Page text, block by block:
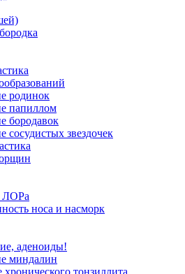
родинок
папиллом
бородавок
сосудистых звездочек
ЛОРа
носа и насморк
аденоиды!
миндалин
хронического тонзиллита